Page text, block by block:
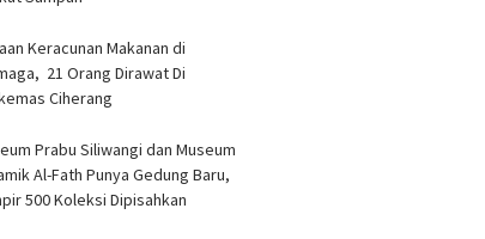
Keracunan Makanan di
21 Orang Dirawat Di
Ciherang
Prabu Siliwangi dan Museum
Al-Fath Punya Gedung Baru,
500 Koleksi Dipisahkan